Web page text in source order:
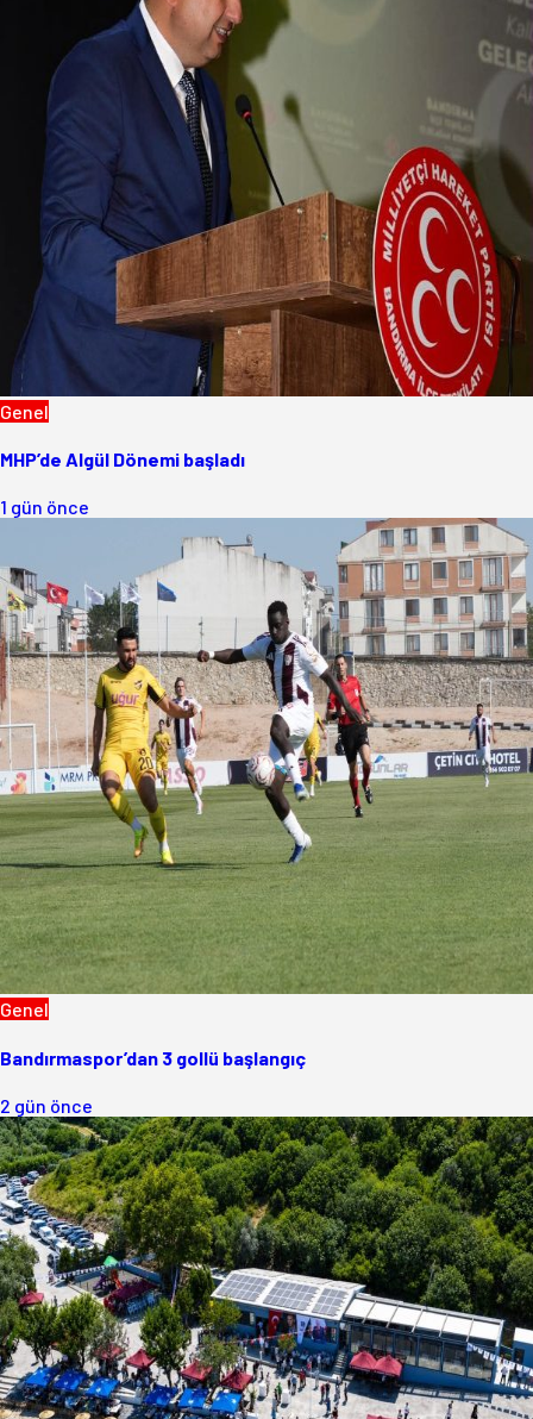
Genel
MHP’de Algül Dönemi başladı
1 gün önce
Genel
Bandırmaspor’dan 3 gollü başlangıç
2 gün önce